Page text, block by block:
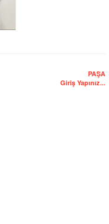
PAŞA
Giriş Yapınız...